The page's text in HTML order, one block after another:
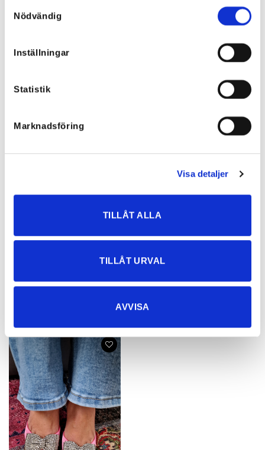
Nödvändig
Inställningar
Statistik
Marknadsföring
Visa detaljer
TILLÅT ALLA
TILLÅT URVAL
AVVISA
Irina Boots – brune
Mirre Boots Fuskmocka
795,40